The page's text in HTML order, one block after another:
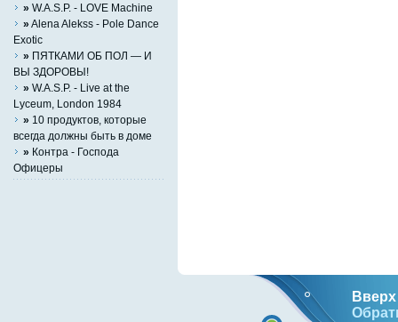
» W.A.S.P. - LOVE Machine
» Alena Alekss - Pole Dance
Exotic
» ПЯТКАМИ ОБ ПОЛ — И
ВЫ ЗДОРОВЫ!
» W.A.S.P. - Live at the
Lyceum, London 1984
» 10 продуктов, которые
всегда должны быть в доме
» Контра - Господа
Офицеры
Вверх